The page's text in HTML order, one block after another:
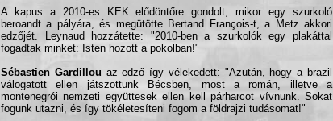
A kapus a 2010-es KEK elődöntőre gondolt, mikor egy szurkoló
beroandt a pályára, és megütötte Bertand François-t, a Metz akkori
edzőjét. Leynaud hozzátette: "2010-ben a szurkolók egy plakáttal
fogadtak minket: Isten hozott a pokolban!"
Sébastien Gardillou az edző így vélekedett: "Azután, hogy a brazil
válogatott ellen játszottunk Bécsben, most a román, illetve a
montenegrói nemzeti együttesek ellen kell párharcot vívnunk. Sokat
fogunk utazni, és így tökéletesíteni fogom a földrajzi tudásomat!"